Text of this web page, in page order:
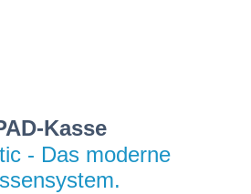
Kasse
- Das moderne